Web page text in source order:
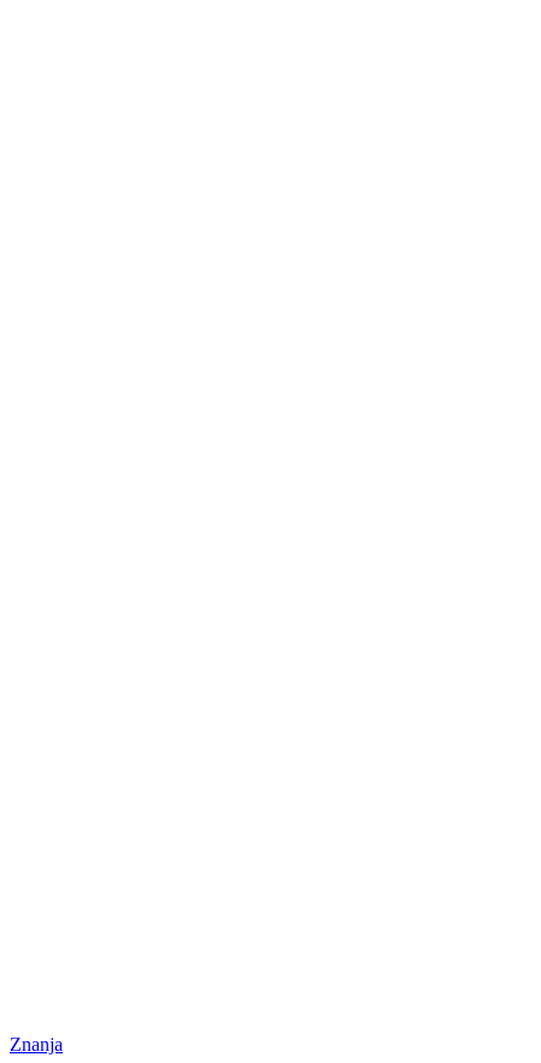
Znanja